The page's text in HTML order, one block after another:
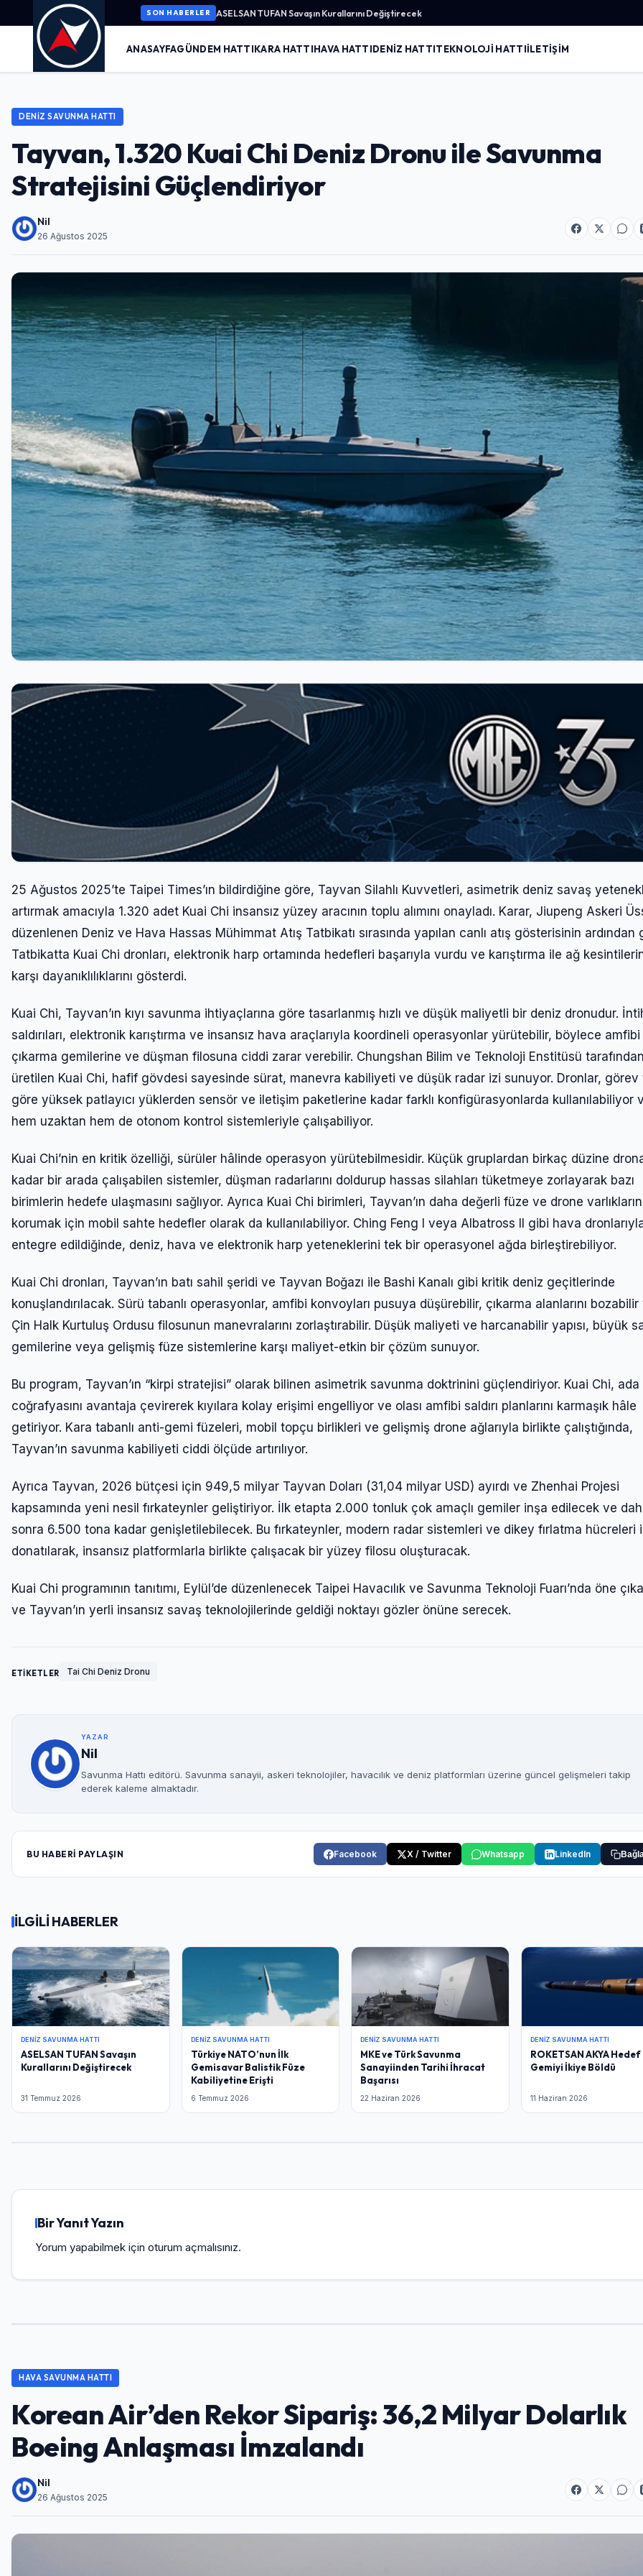
SON HABERLER ASELSAN TUFAN Savaşın Kurallarını Değiştirecek
ANASAYFAGÜNDEM HATTIKARA HATTIHAVA HATTIDENIZ HATTITEKNOLOJI HATTIİLETIŞIM
DENIZ SAVUNMA HATTI
Tayvan, 1.320 Kuai Chi Deniz Dronu ile Savunma
Stratejisini Güçlendiriyor
Nil
26 Ağustos 2025
25 Ağustos 2025’te Taipei Times’ın bildirdiğine göre, Tayvan Silahlı Kuvvetleri, asimetrik deniz savaş
artırmak amacıyla 1.320 adet Kuai Chi insansız yüzey aracının toplu alımını onayladı. Karar, Jiupeng Askeri
düzenlenen Deniz ve Hava Hassas Mühimmat Atış Tatbikatı sırasında yapılan canlı atış gösterisinin ardından
Tatbikatta Kuai Chi dronları, elektronik harp ortamında hedefleri başarıyla vurdu ve karıştırma ile ağ
karşı dayanıklılıklarını gösterdi.
Kuai Chi, Tayvan’ın kıyı savunma ihtiyaçlarına göre tasarlanmış hızlı ve düşük maliyetli bir deniz dronudur.
saldırıları, elektronik karıştırma ve insansız hava araçlarıyla koordineli operasyonlar yürütebilir, böylece amfibi
çıkarma gemilerine ve düşman filosuna ciddi zarar verebilir. Chungshan Bilim ve Teknoloji Enstitüsü
üretilen Kuai Chi, hafif gövdesi sayesinde sürat, manevra kabiliyeti ve düşük radar izi sunuyor. Dronlar, görev
göre yüksek patlayıcı yüklerden sensör ve iletişim paketlerine kadar farklı konfigürasyonlarda kullanılabiliyor
hem uzaktan hem de otonom kontrol sistemleriyle çalışabiliyor.
Kuai Chi’nin en kritik özelliği, sürüler hâlinde operasyon yürütebilmesidir. Küçük gruplardan birkaç düzine
kadar bir arada çalışabilen sistemler, düşman radarlarını doldurup hassas silahları tüketmeye zorlayarak bazı
birimlerin hedefe ulaşmasını sağlıyor. Ayrıca Kuai Chi birimleri, Tayvan’ın daha değerli füze ve drone
korumak için mobil sahte hedefler olarak da kullanılabiliyor. Ching Feng I veya Albatross II gibi hava
entegre edildiğinde, deniz, hava ve elektronik harp yeteneklerini tek bir operasyonel ağda birleştirebiliyor.
Kuai Chi dronları, Tayvan’ın batı sahil şeridi ve Tayvan Boğazı ile Bashi Kanalı gibi kritik deniz geçitlerinde
konuşlandırılacak. Sürü tabanlı operasyonlar, amfibi konvoyları pusuya düşürebilir, çıkarma alanlarını
Çin Halk Kurtuluş Ordusu filosunun manevralarını zorlaştırabilir. Düşük maliyeti ve harcanabilir yapısı, büyük
gemilerine veya gelişmiş füze sistemlerine karşı maliyet-etkin bir çözüm sunuyor.
Bu program, Tayvan’ın “kirpi stratejisi” olarak bilinen asimetrik savunma doktrinini güçlendiriyor. Kuai Chi, ada
coğrafyasını avantaja çevirerek kıyılara kolay erişimi engelliyor ve olası amfibi saldırı planlarını karmaşık hâle
getiriyor. Kara tabanlı anti-gemi füzeleri, mobil topçu birlikleri ve gelişmiş drone ağlarıyla birlikte çalıştığında,
Tayvan’ın savunma kabiliyeti ciddi ölçüde artırılıyor.
Ayrıca Tayvan, 2026 bütçesi için 949,5 milyar Tayvan Doları (31,04 milyar USD) ayırdı ve Zhenhai Projesi
kapsamında yeni nesil fırkateynler geliştiriyor. İlk etapta 2.000 tonluk çok amaçlı gemiler inşa edilecek ve
sonra 6.500 tona kadar genişletilebilecek. Bu fırkateynler, modern radar sistemleri ve dikey fırlatma hücreleri
donatılarak, insansız platformlarla birlikte çalışacak bir yüzey filosu oluşturacak.
Kuai Chi programının tanıtımı, Eylül’de düzenlenecek Taipei Havacılık ve Savunma Teknoloji Fuarı’nda öne
ve Tayvan’ın yerli insansız savaş teknolojilerinde geldiği noktayı gözler önüne serecek.
ETİKETLER Tai Chi Deniz Dronu
YAZAR
Nil
Savunma Hattı editörü. Savunma sanayii, askeri teknolojiler, havacılık ve deniz platformları üzerine güncel gelişmeleri takip
ederek kaleme almaktadır.
BU HABERİ PAYLAŞIN Facebook X / Twitter Whatsapp LinkedIn
İLGİLİ HABERLER
DENIZ SAVUNMA HATTI
ASELSAN TUFAN Savaşın
Kurallarını Değiştirecek
31 Temmuz 2026
DENIZ SAVUNMA HATTI
Türkiye NATO’nun İlk
Gemisavar Balistik Füze
Kabiliyetine Erişti
6 Temmuz 2026
DENIZ SAVUNMA HATTI
MKE ve Türk Savunma
Sanayiinden Tarihi İhracat
Başarısı
22 Haziran 2026
DENIZ SAVUNMA HATTI
ROKETSAN AKYA Hedef
Gemiyi İkiye Böldü
11 Haziran 2026
Bir Yanıt Yazın
Yorum yapabilmek için oturum açmalısınız.
HAVA SAVUNMA HATTI
Korean Air’den Rekor Sipariş: 36,2 Milyar Dolarlık
Boeing Anlaşması İmzalandı
Nil
26 Ağustos 2025
Giriş Yap
Kullanıcı Adı veya E-posta
Şifre